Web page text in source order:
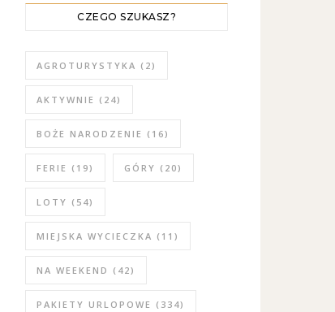
CZEGO SZUKASZ?
AGROTURYSTYKA (2)
AKTYWNIE (24)
BOŻE NARODZENIE (16)
FERIE (19) GÓRY (20)
LOTY (54)
MIEJSKA WYCIECZKA (11)
NA WEEKEND (42)
PAKIETY URLOPOWE (334)